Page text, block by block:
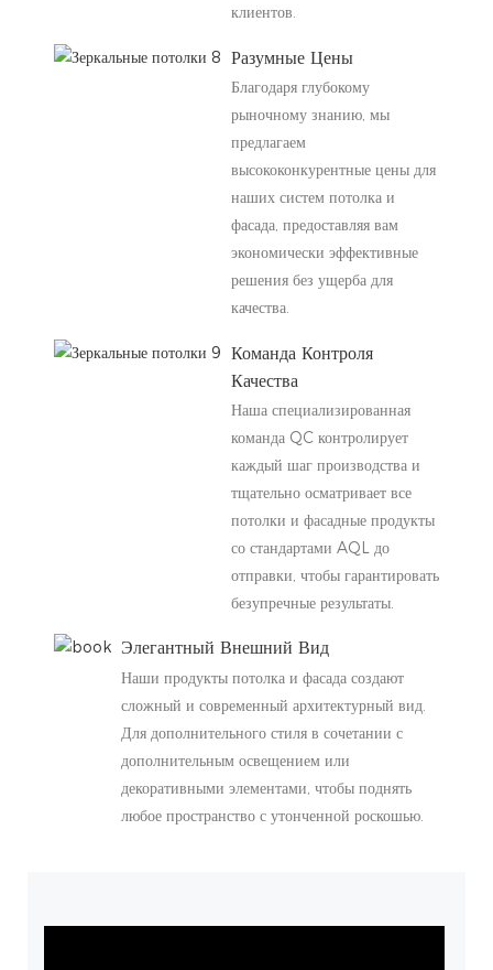
клиентов.
Разумные Цены
Благодаря глубокому
рыночному знанию, мы
предлагаем
высококонкурентные цены для
наших систем потолка и
фасада, предоставляя вам
экономически эффективные
решения без ущерба для
качества.
Команда Контроля
Качества
Наша специализированная
команда QC контролирует
каждый шаг производства и
тщательно осматривает все
потолки и фасадные продукты
со стандартами AQL до
отправки, чтобы гарантировать
безупречные результаты.
Элегантный Внешний Вид
Наши продукты потолка и фасада создают
сложный и современный архитектурный вид.
Для дополнительного стиля в сочетании с
дополнительным освещением или
декоративными элементами, чтобы поднять
любое пространство с утонченной роскошью.